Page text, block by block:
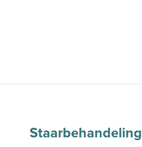
Staarbehandeling